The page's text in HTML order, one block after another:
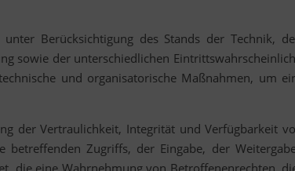
Berücksichtigung des Stands der Technik,
sowie der unterschiedlichen
und organisatorische Maßnahmen, um
der Vertraulichkeit, Integrität und Verfügbarkeit
betreffenden Zugriffs, der Eingabe, der
die eine Wahrnehmung von Betroffenenrechten,